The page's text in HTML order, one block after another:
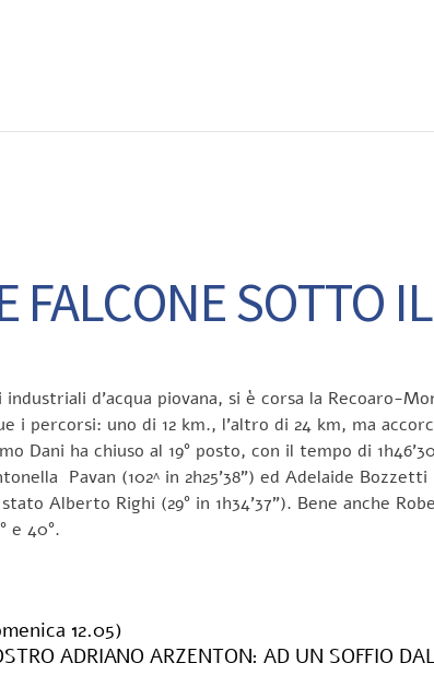
FALCONE SOTTO
d’acqua piovana, si è corsa la Recoaro-
i percorsi: uno di 12 km., l’altro di 24 km, ma
ha chiuso al 19° posto, con il tempo di
Pavan (102^ in 2h25’38”) ed Adelaide
Alberto Righi (29° in 1h34’37”). Bene anche
e 40°.
12.05)
ADRIANO ARZENTON: AD UN SOFFIO